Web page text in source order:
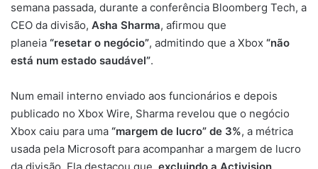
semana passada, durante a conferência Bloomberg Tech, a
CEO da divisão, Asha Sharma, afirmou que
planeia “resetar o negócio”, admitindo que a Xbox “não
está num estado saudável”.
Num email interno enviado aos funcionários e depois
publicado no Xbox Wire, Sharma revelou que o negócio
Xbox caiu para uma “margem de lucro” de 3%, a métrica
usada pela Microsoft para acompanhar a margem de lucro